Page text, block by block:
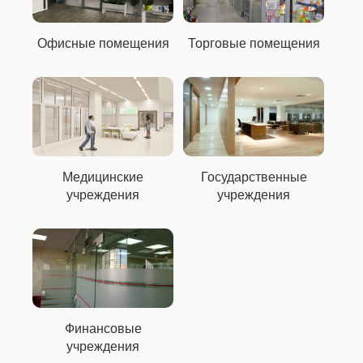
Офисные помещения Торговые помещения
Медицинские
учреждения
Государственные
учреждения
Финансовые
учреждения